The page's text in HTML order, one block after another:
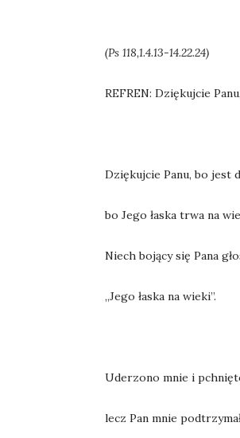
(Ps 118,1.4.13-14.22.24)
REFREN: Dziękujcie
Dziękujcie Panu, bo jest
bo Jego łaska trwa na
Niech bojący się Pana
„Jego łaska na wieki”.
Uderzono mnie i
lecz Pan mnie